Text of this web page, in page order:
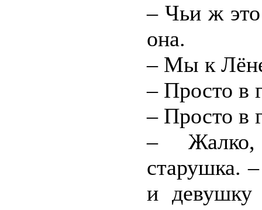
– Чьи ж это
она.
– Мы к
– Просто в
– Просто в
– Жалко,
старушка.
и девушку